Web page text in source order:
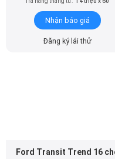
Nhận báo giá
Đăng ký lái thử
Ford Transit Trend 16